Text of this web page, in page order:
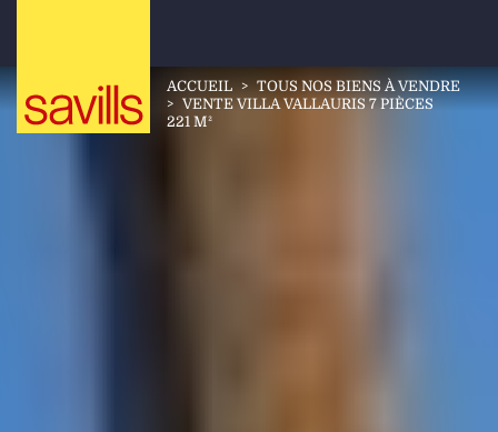
ACCUEIL > TOUS NOS BIENS À VENDRE
> VENTE VILLA VALLAURIS 7 PIÈCES
221 M²